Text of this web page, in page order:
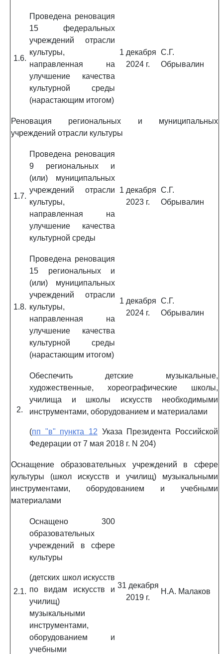
1.6.
Проведена реновация
15 федеральных
учреждений отрасли
культуры,
направленная на
улучшение качества
культурной среды
(нарастающим итогом)
1 декабря
2024 г.
С.Г.
Обрывалин
Реновация региональных и муниципальных
учреждений отрасли культуры
1.7.
Проведена реновация
9 региональных и
(или) муниципальных
учреждений отрасли
культуры,
направленная на
улучшение качества
культурной среды
1 декабря
2023 г.
С.Г.
Обрывалин
1.8.
Проведена реновация
15 региональных и
(или) муниципальных
учреждений отрасли
культуры,
направленная на
улучшение качества
культурной среды
(нарастающим итогом)
1 декабря
2024 г.
С.Г.
Обрывалин
2.
Обеспечить детские музыкальные,
художественные, хореографические школы,
училища и школы искусств необходимыми
инструментами, оборудованием и материалами
(пп "в" пункта 12 Указа Президента Российской
Федерации от 7 мая 2018 г. N 204)
Оснащение образовательных учреждений в сфере
культуры (школ искусств и училищ) музыкальными
инструментами, оборудованием и учебными
материалами
2.1.
Оснащено 300
образовательных
учреждений в сфере
культуры
(детских школ искусств
по видам искусств и
училищ)
музыкальными
инструментами,
оборудованием и
учебными
31 декабря
2019 г.
Н.А. Малаков